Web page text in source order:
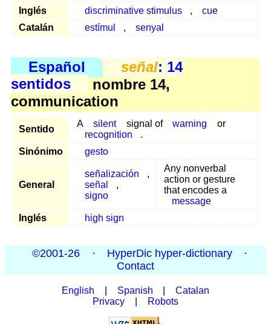
Inglés
discriminative stimulus ,
cue
Catalán
estímul , senyal
Español señal: 14
sentidos
nombre 14,
communication
Sentido
A silent signal of warning
or
recognition
.
Sinónimo
gesto
General
señalización
,
señal
,
signo
Any nonverbal
action or gesture
that encodes a
message
Inglés
high sign
©2001-26 · HyperDic hyper-dictionary
·
Contact
English Spanish
Catalan
Privacy
Robots